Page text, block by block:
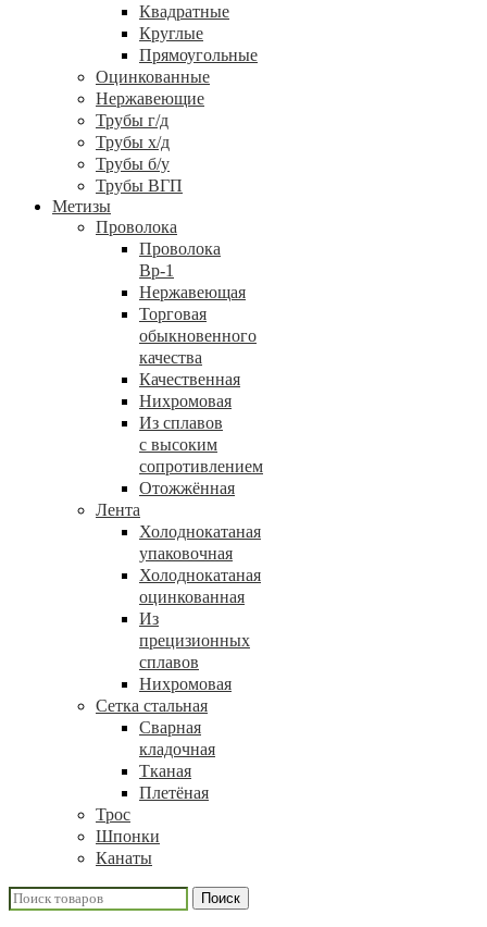
Квадратные
Круглые
Прямоугольные
Оцинкованные
Нержавеющие
Трубы г/д
Трубы х/д
Трубы б/у
Трубы ВГП
Метизы
Проволока
Проволока
Вр-1
Нержавеющая
Торговая
обыкновенного
качества
Качественная
Нихромовая
Из сплавов
с высоким
сопротивлением
Отожжённая
Лента
Холоднокатаная
упаковочная
Холоднокатаная
оцинкованная
Из
прецизионных
сплавов
Нихромовая
Сетка стальная
Сварная
кладочная
Тканая
Плетёная
Трос
Шпонки
Канаты
Поиск